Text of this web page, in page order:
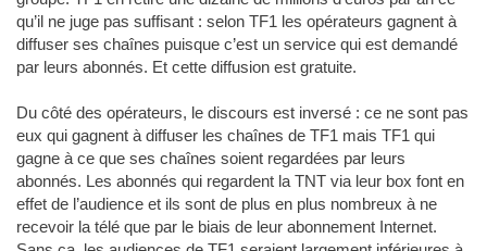
qu’il ne juge pas suffisant : selon TF1 les opérateurs gagnent à
diffuser ses chaînes puisque c’est un service qui est demandé
par leurs abonnés. Et cette diffusion est gratuite.
Du côté des opérateurs, le discours est inversé : ce ne sont pas
eux qui gagnent à diffuser les chaînes de TF1 mais TF1 qui
gagne à ce que ses chaînes soient regardées par leurs
abonnés. Les abonnés qui regardent la TNT via leur box font en
effet de l’audience et ils sont de plus en plus nombreux à ne
recevoir la télé que par le biais de leur abonnement Internet.